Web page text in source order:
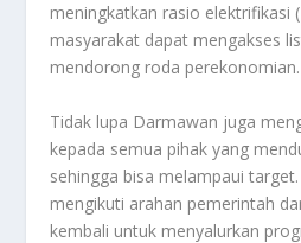
meningkatkan rasio elektrifikasi
masyarakat dapat mengakses
mendorong roda perekonomian.
Tidak lupa Darmawan juga
kepada semua pihak yang
sehingga bisa melampaui
mengikuti arahan pemerintah
kembali untuk menyalurkan